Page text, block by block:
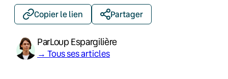
Copier le lien Partager
ParLoup Espargilière
→ Tous ses articles